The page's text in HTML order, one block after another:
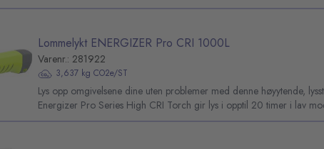
Lommelykt ENERGIZER Pro CRI 1000L
Varenr.: 281922
3,637 kg CO2e/ST
Lys opp omgivelsene dine uten problemer med denne høyytende,
Energizer Pro Series High CRI Torch gir lys i opptil 20 timer i lav